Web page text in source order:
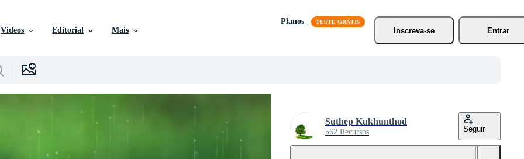
Vídeos Editorial Mais
Planos
Inscreva-se
Entrar
Suthep Kukhunthod
562 Recursos Seguir